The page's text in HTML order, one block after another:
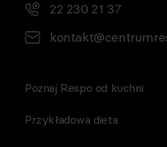
22 230 21 37
Poznaj Respo od kuchni
Przykładowa dieta